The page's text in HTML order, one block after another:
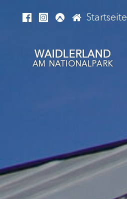
Startseite
WAIDLERLAND
AM NATIONALPARK